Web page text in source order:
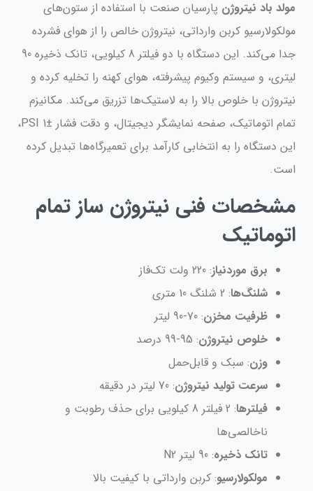
مولد باد نیتروژن پارسیان صنعت با استفاده از ستون‌های
مولکولارسیو کربن وارداتی، نیتروژن خالص را از هوای فشرده
جدا می‌کند. این دستگاه با دو فیلتر 8 کیلویی، تانک ذخیره 90
لیتری، و سیستم وکیوم پیشرفته، هوای کهنه را تخلیه کرده و
نیتروژن با خلوص بالا را به لاستیک‌ها تزریق می‌کند. مکانیزم
تمام اتوماتیک، صفحه نمایشگر دیجیتال، و دقت فشار ±1 PSI،
این دستگاه را به انتخابی کارآمد برای تعمیرگاه‌ها تبدیل کرده
است.
مشخصات فنی نیتروژن ساز تمام
اتوماتیک
برق موردنیاز: 220 ولت تک‌فاز
شلنگ‌ها: 2 شلنگ 10 متری
ظرفیت مخزن: 70-90 لیتر
خلوص نیتروژن: 95-99 درصد
وزن: سبک و قابل‌حمل
سرعت تولید نیتروژن: 70 لیتر در دقیقه
فیلترها
: 2 فیلتر 8 کیلویی برای حذف رطوبت و
ناخالصی‌ها
تانک ذخیره: 90 لیتر N2
مولکولارسیو: کربن وارداتی با کیفیت بالا